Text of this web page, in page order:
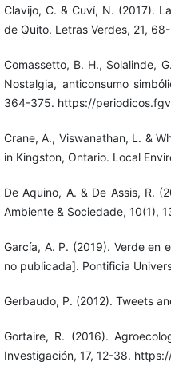
Clavijo, C. & Cuví, N. (2017).
de Quito. Letras Verdes, 21,
Comassetto, B. H., Solalinde,
Nostalgia, anticonsumo
364-375. https://
Crane, A., Viswanathan, L. &
in Kingston, Ontario. Local
De Aquino, A. & De Assis, R.
Ambiente & Sociedade, 10(1),
García, A. P. (2019). Verde en
no publicada]. Pontificia
Gerbaudo, P. (2012). Tweets
Gortaire, R. (2016).
Investigación, 17, 12-38.